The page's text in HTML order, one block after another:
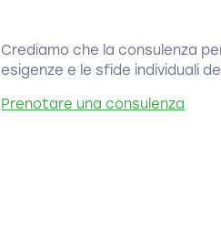
Crediamo che la consulenza
esigenze e le sfide individuali
Prenotare una consulenza